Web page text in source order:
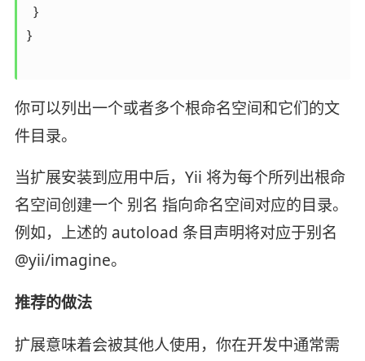
  }
}
你可以列出一个或者多个根命名空间和它们的文
件目录。
当扩展安装到应用中后，Yii 将为每个所列出根命
名空间创建一个 别名 指向命名空间对应的目录。
例如，上述的 autoload 条目声明将对应于别名
@yii/imagine。
推荐的做法
扩展意味着会被其他人使用，你在开发中通常需